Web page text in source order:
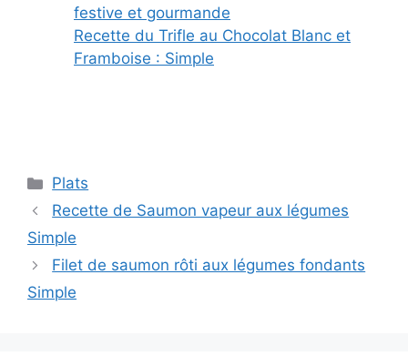
festive et gourmande
Recette du Trifle au Chocolat Blanc et
Framboise : Simple
Categories
Plats
Recette de Saumon vapeur aux légumes
Simple
Filet de saumon rôti aux légumes fondants
Simple